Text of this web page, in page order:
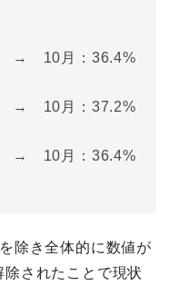
10月：36.4%
10月：37.2%
10月：36.4%
除き全体的に数値が
されたことで現状